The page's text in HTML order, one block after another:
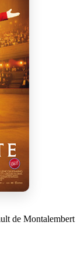
de Montalembert